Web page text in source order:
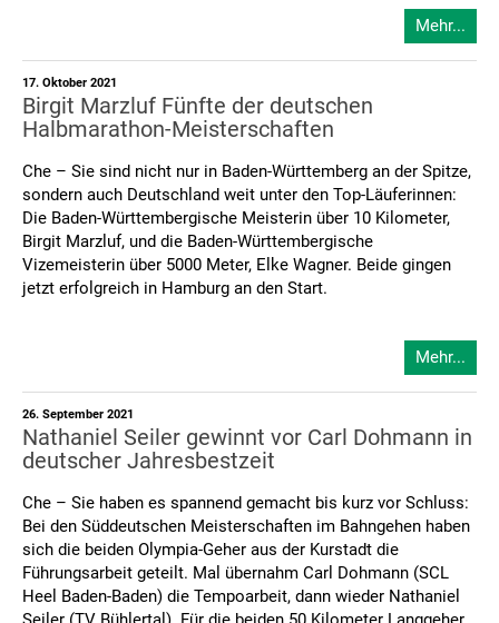
Mehr...
17. Oktober 2021
Birgit Marzluf Fünfte der deutschen
Halbmarathon-Meisterschaften
Che – Sie sind nicht nur in Baden-Württemberg an der Spitze,
sondern auch Deutschland weit unter den Top-Läuferinnen:
Die Baden-Württembergische Meisterin über 10 Kilometer,
Birgit Marzluf, und die Baden-Württembergische
Vizemeisterin über 5000 Meter, Elke Wagner. Beide gingen
jetzt erfolgreich in Hamburg an den Start.
Mehr...
26. September 2021
Nathaniel Seiler gewinnt vor Carl Dohmann in
deutscher Jahresbestzeit
Che – Sie haben es spannend gemacht bis kurz vor Schluss:
Bei den Süddeutschen Meisterschaften im Bahngehen haben
sich die beiden Olympia-Geher aus der Kurstadt die
Führungsarbeit geteilt. Mal übernahm Carl Dohmann (SCL
Heel Baden-Baden) die Tempoarbeit, dann wieder Nathaniel